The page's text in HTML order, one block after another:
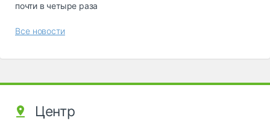
почти в четыре раза
Все новости
Центр